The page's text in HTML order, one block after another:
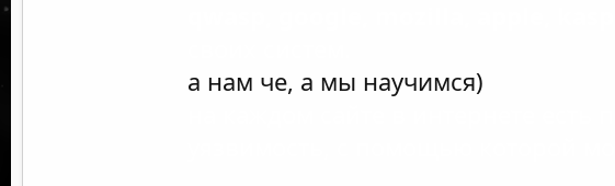
а нам че, а мы научимся)